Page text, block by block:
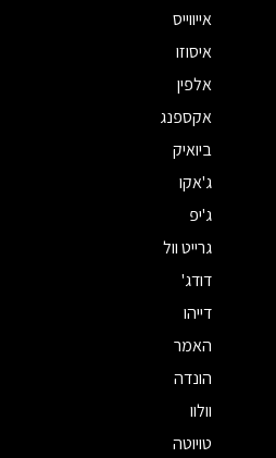
אייווייס
איסוזו
אלפין
אקספנג
ביואיק
ג'אקו
ג'יפ
גרייט וול
דודג'
דייהו
האמר
הונדה
וולוו
טויוטה